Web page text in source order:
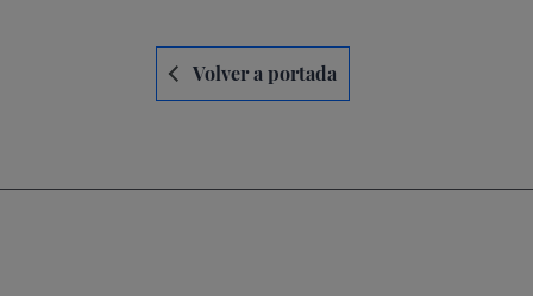
Navegación Volver a portada